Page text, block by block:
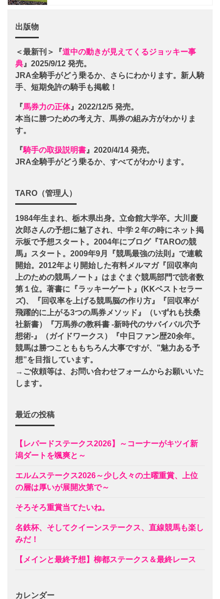
出版物
＜最新刊＞『道中の動きが見えてくるジョッキー事
典 』2025/9/12 発売。
JRA全騎手がどう乗るか、さらにわかります。新人騎
手、短期免許の騎手も掲載！
『馬券力の正体』2022/12/5 発売。
本当に勝つための考え方、馬券の組み方がわかりま
す。
『騎手の取扱説明書 』2020/4/14 発売。
JRA全騎手がどう乗るか、すべてがわかります。
TARO（管理人）
1984年生まれ、栃木県出身。立命館大学卒。大川慶
次郎さんの予想に魅了され、中学２年の時にネット掲
示板で予想スタート。2004年にブログ『TAROの競
馬』スタート。2009年9月『競馬最強の法則』で連載
開始。2012年より開始した有料メルマガ『回収率向
上のための競馬ノート』はまぐまぐ競馬部門で読者数
第１位。著書に『ラッキーゲート』(KKベストセラー
ズ)、『回収率を上げる競馬脳の作り方』『回収率が
飛躍的に上がる3つの馬券メソッド』（いずれも扶桑
社新書）『万馬券の教科書 -新時代のサバイバル穴予
想術-』（ガイドワークス）『中日ファン歴20余年。
競馬は勝つことももちろん大事ですが、”魅力ある予
想”を目指しています。
→ご依頼等は、お問い合わせフォームからお願いいた
します。
最近の投稿
【レパードステークス2026】～コーナーがキツイ新
潟ダートを颯爽と～
エルムステークス2026～少し久々の土曜重賞、上位
の層は厚いが展開次第で～
そろそろ重賞当てたいね。
名鉄杯、そしてクイーンステークス、直線競馬も楽し
みだ！
【メインと最終予想】柳都ステークス＆最終レース
カレンダー